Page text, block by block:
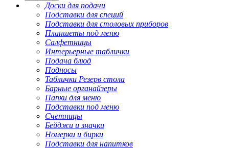
Доски для подачи
Подставки для специй
Подставки для столовых приборов
Планшеты под меню
Салфетницы
Интерьерные таблички
Подача блюд
Подносы
Таблички Резерв стола
Барные органайзеры
Папки для меню
Подставки под меню
Счетницы
Бейджи и значки
Номерки и бирки
Подставки для напитков